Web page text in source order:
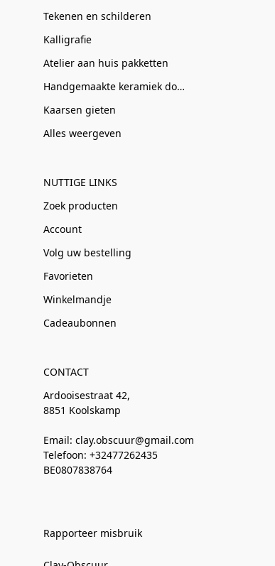
Tekenen en schilderen
Kalligrafie
Atelier aan huis pakketten
Handgemaakte keramiek door Clay-Obscuur
Kaarsen gieten
Alles weergeven
NUTTIGE LINKS
Zoek producten
Account
Volg uw bestelling
Favorieten
Winkelmandje
Cadeaubonnen
CONTACT
Ardooisestraat 42,
8851 Koolskamp
Email: clay.obscuur@gmail.com
Telefoon: +32477262435
BE0807838764
Rapporteer misbruik